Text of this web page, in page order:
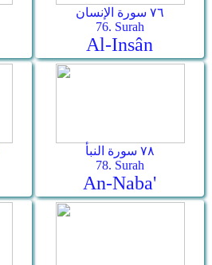
٧٦ سورة الإنسان
76. Surah
Al-Insân
٧٨ سورة النبأ
78. Surah
An-Naba'